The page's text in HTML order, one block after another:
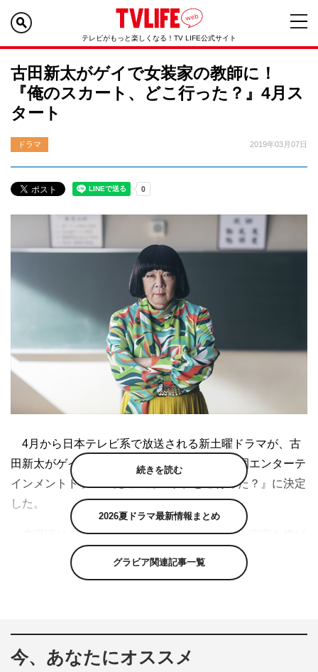
テレビがもっと楽しくなる！TV LIFE公式サイト
古田新太がゲイで女装家の教師に！
『俺のスカート、どこ行った？』4月ス
タート
ドラマ 2019年03月07日
4月から日本テレビ系で放送される新土曜ドラマが、古
田新太がゲイで女装家の教師を演じる痛快学園エンターテ
インメントドラマ『俺のスカート、どこ行った？』に決定
した。
古田演じる原田のぶおは「ダイバーシティ」宣言を掲げ
た私立・豪林館学園高校に赴任してきたゲイで女装家の新
任国語教師。奇想天外で破天荒な原田は、歯に衣着せぬ原
古田は演じる役柄について「女装については何度も役で
やっているから慣れています（笑）。今回の役はゲイで女
続きを読む
2026夏ドラマ最新情報まとめ
グラビア関連記事一覧
今、あなたにオススメ